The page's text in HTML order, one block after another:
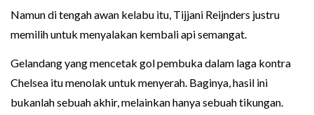
Namun di tengah awan kelabu itu, Tijjani Reijnders justru
memilih untuk menyalakan kembali api semangat.
Gelandang yang mencetak gol pembuka dalam laga kontra
Chelsea itu menolak untuk menyerah. Baginya, hasil ini
bukanlah sebuah akhir, melainkan hanya sebuah tikungan.